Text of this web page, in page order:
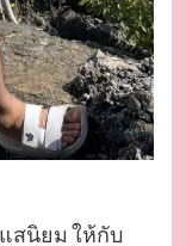
สนิยม ให้กับ